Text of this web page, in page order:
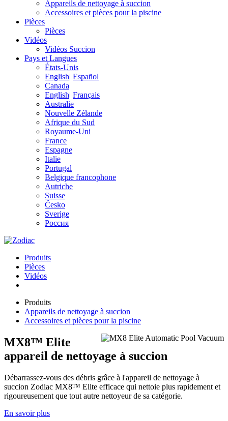
Appareils de nettoyage à succion
Accessoires et pièces pour la piscine
Pièces
Pièces
Vidéos
Vidéos Succion
Pays et Langues
États-Unis
English| Español
Canada
English| Français
Australie
Nouvelle Zélande
Afrique du Sud
Royaume-Uni
France
Espagne
Italie
Portugal
Belgique francophone
Autriche
Suisse
Česko
Sverige
Россия
Produits
Pièces
Vidéos
Produits
Appareils de nettoyage à succion
Accessoires et pièces pour la piscine
MX8™ Elite
appareil de nettoyage à succion
Débarrassez-vous des débris grâce à l'appareil de nettoyage à
succion Zodiac MX8™ Elite efficace qui nettoie plus rapidement et
rigoureusement que tout autre nettoyeur de sa catégorie.
En savoir plus